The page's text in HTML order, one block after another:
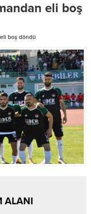
eli boş
boş döndü
ALANI